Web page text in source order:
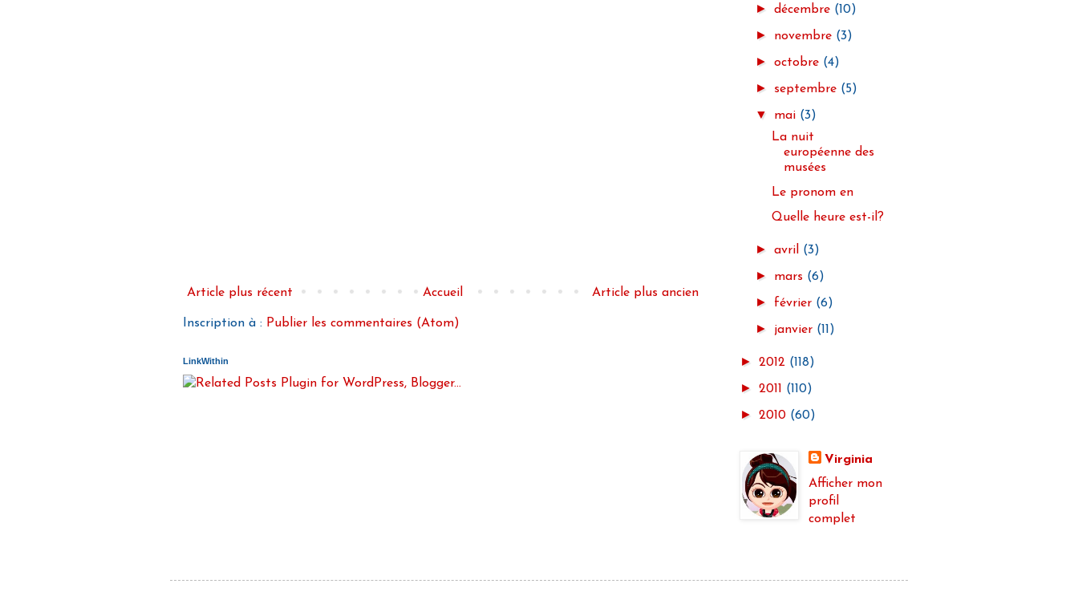
Article plus récent Article plus ancien
Accueil
Inscription à : Publier les commentaires (Atom)
LinkWithin
►décembre (10)
► novembre (3)
►octobre (4)
► septembre (5)
▼ mai (3)
La nuit
européenne des
musées
Le pronom en
Quelle heure est-il?
►avril (3)
► mars (6)
► février (6)
► janvier (11)
► 2012 (118)
► 2011 (110)
► 2010 (60)
Virginia
Afficher mon
profil
complet